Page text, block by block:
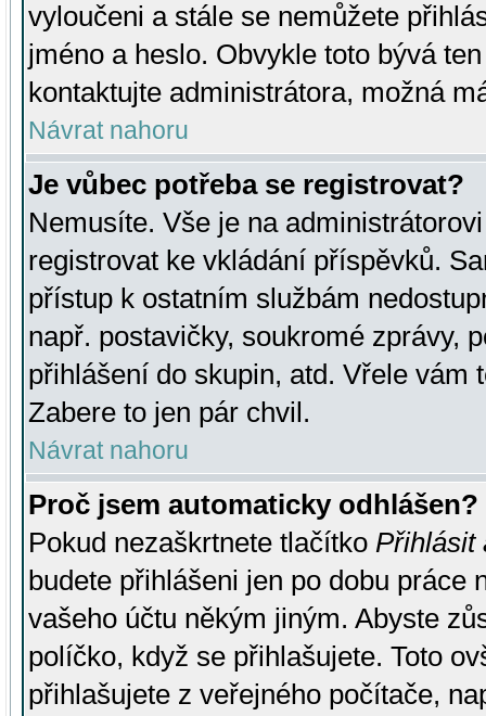
vyloučeni a stále se nemůžete
jméno a heslo. Obvykle toto bývá
kontaktujte administrátora, možná
Návrat nahoru
Je vůbec potřeba se registrovat?
Nemusíte. Vše je na
registrovat ke vkládání příspěvků.
přístup k ostatním službám
např. postavičky, soukromé zprávy,
přihlášení do skupin, atd. Vřele vám
Zabere to jen pár chvil.
Návrat nahoru
Proč jsem automaticky odhlášen?
Pokud nezaškrtnete tlačítko Přihlásit
budete přihlášeni jen po dobu práce
vašeho účtu někým jiným. Abyste
políčko, když se přihlašujete. Toto
přihlašujete z veřejného počítače,